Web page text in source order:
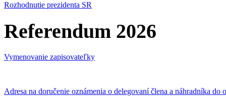
Rozhodnutie prezidenta SR
Referendum 2026
Vymenovanie zapisovateľky
Adresa na doručenie oznámenia o delegovaní člena a náhradníka